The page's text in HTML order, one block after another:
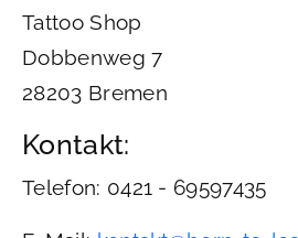
Tattoo Shop
Dobbenweg 7
28203 Bremen
Kontakt:
Telefon: 0421 - 69597435